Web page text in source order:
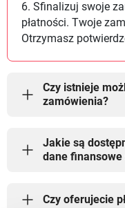
6. Sfinalizuj swoje
płatności. Twoje
Otrzymasz
Czy istnieje
zamówienia?
Jakie są
dane finansowe
Czy oferujecie